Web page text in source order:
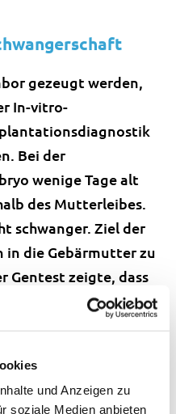
und Anzeigen zu
soziale Medien anbieten
gezeugt werden,
In-vitro-
Bei der
wenige Tage alt
des Mutterleibes.
schwanger. Ziel der
in die Gebärmutter zu
Gentest zeigte, dass
Krankheit betroffen
für Paare, die sich
eigene gesunde